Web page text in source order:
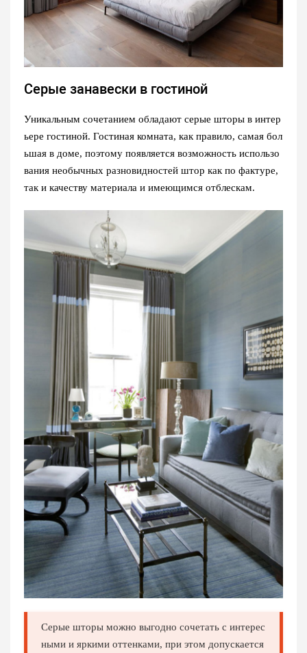
Серые занавески в гостиной
Уникальным сочетанием обладают серые шторы в интер
ьере гостиной. Гостиная комната, как правило, самая бол
ьшая в доме, поэтому появляется возможность использо
вания необычных разновидностей штор как по фактуре,
так и качеству материала и имеющимся отблескам.
Серые шторы можно выгодно сочетать с интерес
ными и яркими оттенками, при этом допускается